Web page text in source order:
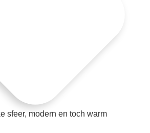
sfeer, modern en toch warm